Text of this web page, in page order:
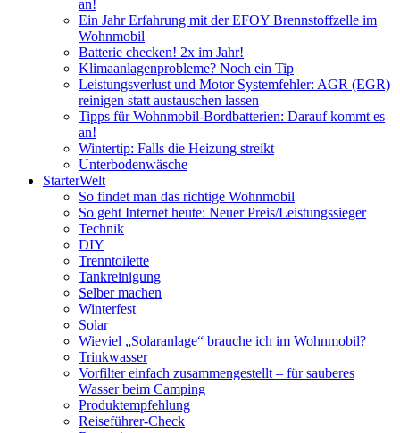
an!
Ein Jahr Erfahrung mit der EFOY Brennstoffzelle im
Wohnmobil
Batterie checken! 2x im Jahr!
Klimaanlagenprobleme? Noch ein Tip
Leistungsverlust und Motor Systemfehler: AGR (EGR)
reinigen statt austauschen lassen
Tipps für Wohnmobil-Bordbatterien: Darauf kommt es
an!
Wintertip: Falls die Heizung streikt
Unterbodenwäsche
StarterWelt
So findet man das richtige Wohnmobil
So geht Internet heute: Neuer Preis/Leistungssieger
Technik
DIY
Trenntoilette
Tankreinigung
Selber machen
Winterfest
Solar
Wieviel „Solaranlage“ brauche ich im Wohnmobil?
Trinkwasser
Vorfilter einfach zusammengestellt – für sauberes
Wasser beim Camping
Produktempfehlung
Reiseführer-Check